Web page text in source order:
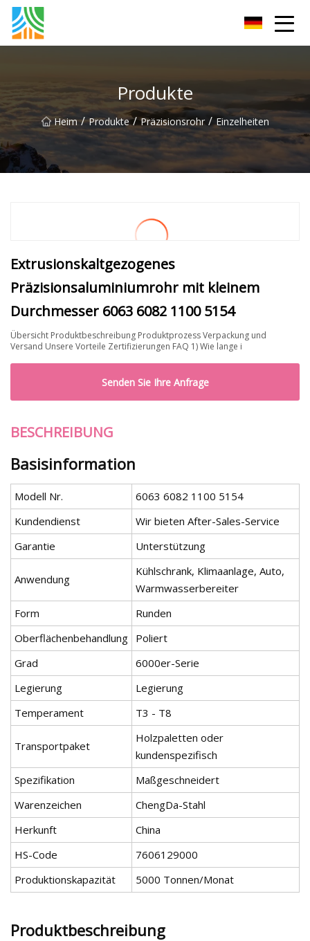
Produkte
Heim / Produkte / Präzisionsrohr / Einzelheiten
Extrusionskaltgezogenes
Präzisionsaluminiumrohr mit kleinem
Durchmesser 6063 6082 1100 5154
Übersicht Produktbeschreibung Produktprozess Verpackung und
Versand Unsere Vorteile Zertifizierungen FAQ 1) Wie lange i
Senden Sie Ihre Anfrage
BESCHREIBUNG
Basisinformation
Modell Nr.
6063 6082 1100 5154
Kundendienst
Wir bieten After-Sales-Service
Garantie
Unterstützung
Anwendung
Kühlschrank, Klimaanlage, Auto,
Warmwasserbereiter
Form
Runden
Oberflächenbehandlung Poliert
Grad
6000er-Serie
Legierung
Legierung
Temperament
T3 - T8
Transportpaket
Holzpaletten oder
kundenspezifisch
Spezifikation
Maßgeschneidert
Warenzeichen
ChengDa-Stahl
Herkunft
China
HS-Code
7606129000
Produktionskapazität
5000 Tonnen/Monat
Produktbeschreibung